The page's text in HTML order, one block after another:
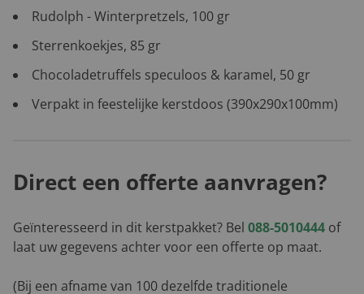
Rudolph - Winterpretzels, 100 gr
Sterrenkoekjes, 85 gr
Chocoladetruffels speculoos & karamel, 50 gr
Verpakt in feestelijke kerstdoos (390x290x100mm)
Direct een offerte aanvragen?
Geïnteresseerd in dit kerstpakket? Bel 088-5010444 of
laat uw gegevens achter voor een offerte op maat.
(Bij een afname van 100 dezelfde traditionele